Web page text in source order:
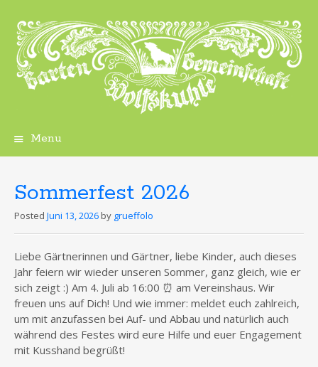
Menu
Sommerfest 2026
Posted Juni 13, 2026 by grueffolo
Liebe Gärtnerinnen und Gärtner, liebe Kinder, auch dieses
Jahr feiern wir wieder unseren Sommer, ganz gleich, wie er
sich zeigt :) Am 4. Juli ab 16:00 ⏰ am Vereinshaus. Wir
freuen uns auf Dich! Und wie immer: meldet euch zahlreich,
um mit anzufassen bei Auf- und Abbau und natürlich auch
während des Festes wird eure Hilfe und euer Engagement
mit Kusshand begrüßt!